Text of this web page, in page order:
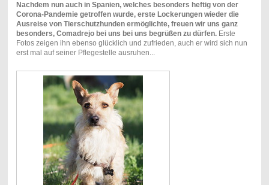
Nachdem nun auch in Spanien, welches besonders heftig von der
Corona-Pandemie getroffen wurde, erste Lockerungen wieder die
Ausreise von Tierschutzhunden ermöglichte, freuen wir uns ganz
besonders, Comadrejo bei uns bei uns begrüßen zu dürfen.Erste
Fotos zeigen ihn ebenso glücklich und zufrieden, auch er wird sich nun
erst mal auf seiner Pflegestelle ausruhen...